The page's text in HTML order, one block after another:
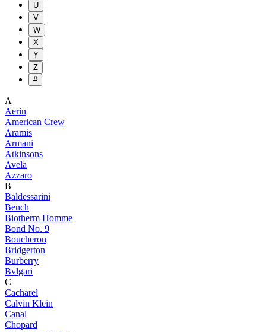
U
V
W
X
Y
Z
#
A
Aerin
American Crew
Aramis
Armani
Atkinsons
Avela
Azzaro
B
Baldessarini
Bench
Biotherm Homme
Bond No. 9
Boucheron
Bridgerton
Burberry
Bvlgari
C
Cacharel
Calvin Klein
Canal
Chopard